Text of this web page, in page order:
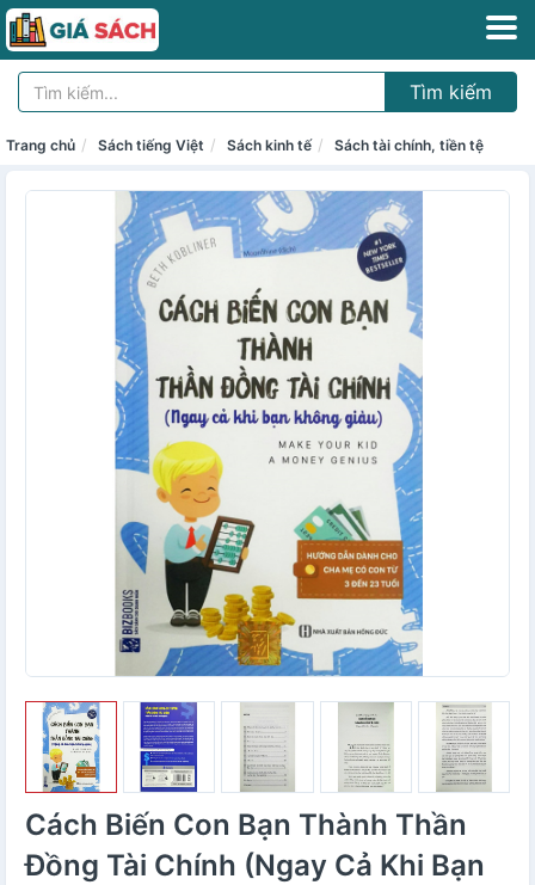
Tìm kiếm
Trang chủ Sách tiếng Việt Sách kinh tế Sách tài chính, tiền tệ
Cách Biến Con Bạn Thành Thần
Đồng Tài Chính (Ngay Cả Khi Bạn